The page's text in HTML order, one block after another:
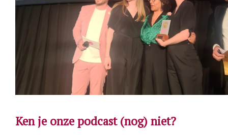
Ken je onze podcast (nog) niet?